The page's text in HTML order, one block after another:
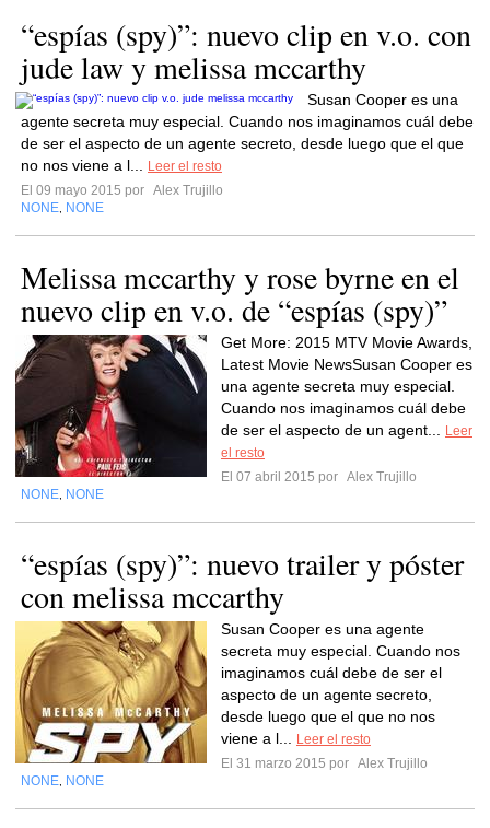
“espías (spy)”: nuevo clip en v.o. con
jude law y melissa mccarthy
Susan Cooper es una
agente secreta muy especial. Cuando nos imaginamos cuál debe
de ser el aspecto de un agente secreto, desde luego que el que
no nos viene a l...
Leer el resto
El 09 mayo 2015 por Alex Trujillo
NONE NONE
Melissa mccarthy y rose byrne en el
nuevo clip en v.o. de “espías (spy)”
Get More: 2015 MTV Movie Awards,
Latest Movie NewsSusan Cooper es
una agente secreta muy especial.
Cuando nos imaginamos cuál debe
de ser el aspecto de un agent...
Leer
el resto
El 07 abril 2015 por Alex Trujillo
NONE NONE
“espías (spy)”: nuevo trailer y póster
con melissa mccarthy
Susan Cooper es una agente
secreta muy especial. Cuando nos
imaginamos cuál debe de ser el
aspecto de un agente secreto,
desde luego que el que no nos
viene a l...
Leer el resto
El 31 marzo 2015 por Alex Trujillo
NONE NONE